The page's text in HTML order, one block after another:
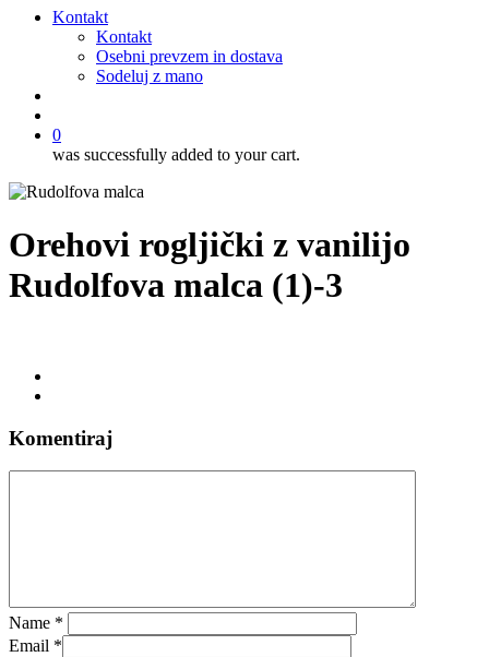
Kontakt
Kontakt
Osebni prevzem in dostava
Sodeluj z mano
0
was successfully added to your cart.
Orehovi rogljički z vanilijo
Rudolfova malca (1)-3
Komentiraj
Name *
Email *